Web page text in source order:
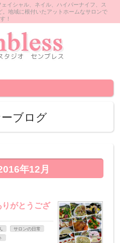
イシャル、ネイル、ハイパーナイフ、ス
地域に根付いたアットホームなサロンで
す！
ブログ
年12月
がとうござ
サロンの日常